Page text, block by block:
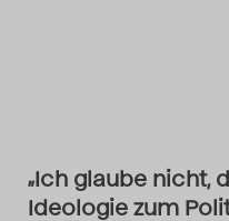
„Ich glaube nicht,
Ideologie zum